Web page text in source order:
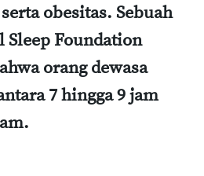
obesitas. Sebuah
Foundation
orang dewasa
7 hingga 9 jam